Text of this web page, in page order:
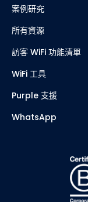
案例研究
所有資源
訪客 WiFi 功能清單
WiFi 工具
Purple 支援
WhatsApp